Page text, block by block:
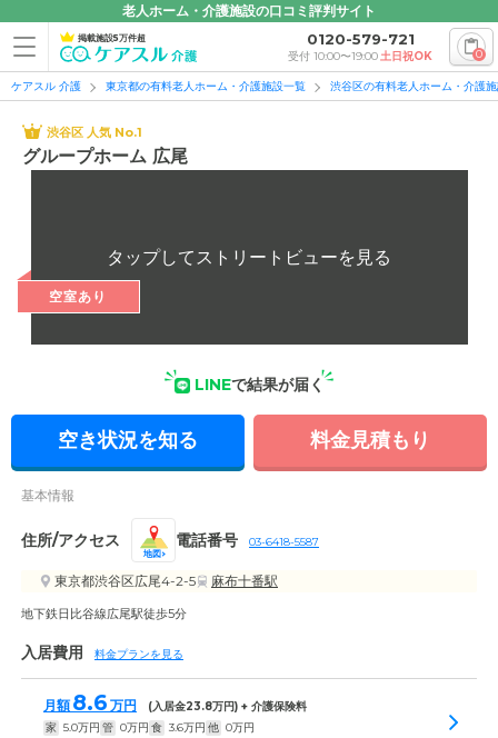
老人ホーム・介護施設の口コミ評判サイト
掲載施設5万件超 0120-579-721
受付 10:00〜19:00土日祝OK 0
ケアスル 介護 東京都の有料老人ホーム・介護施設一覧 渋谷区の有料老人ホーム・介護
渋谷区 人気 No.1
グループホーム 広尾
空室あり
LINEで結果が届く
空き状況を知る 料金見積もり
基本情報
住所/アクセス
地図
電話番号 03-6418-5587
東京都渋谷区広尾4-2-5 麻布十番駅
地下鉄日比谷線広尾駅徒歩5分
入居費用 料金プランを見る
月額 8.6 万円 (入居金23.8万円) + 介護保険料
家 5.0万円 管 0万円 食 3.6万円 他 0万円